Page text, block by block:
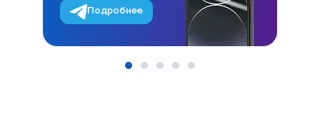
Подробнее